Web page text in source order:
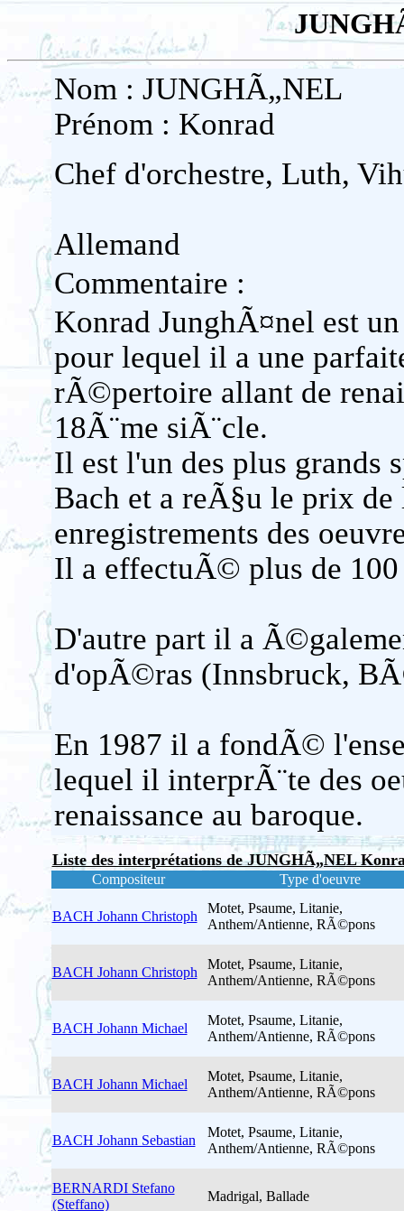
Nom : JUNGHÃ„NEL
Prénom : Konrad
Chef d'orchestre, Luth,
Allemand
Commentaire :
Konrad JunghÃ¤nel est
pour lequel il a une
rÃ©pertoire allant de
18Ã¨me siÃ¨cle.
Il est l'un des plus grands
Bach et a reÃ§u le prix
enregistrements des
Il a effectuÃ© plus de 100
D'autre part il a
d'opÃ©ras (Innsbruck,
En 1987 il a fondÃ©
lequel il interprÃ¨te des
renaissance au baroque.
Liste des interprétations de JUNGHÃ„NEL
Compositeur Type d'oeuvre
BACH Johann Christoph
Motet, Psaume, Litanie,
Anthem/Antienne, RÃ©pons
BACH Johann Christoph
Motet, Psaume, Litanie,
Anthem/Antienne, RÃ©pons
BACH Johann Michael
Motet, Psaume, Litanie,
Anthem/Antienne, RÃ©pons
BACH Johann Michael
Motet, Psaume, Litanie,
Anthem/Antienne, RÃ©pons
BACH Johann Sebastian
Motet, Psaume, Litanie,
Anthem/Antienne, RÃ©pons
BERNARDI Stefano
(Steffano)
Madrigal, Ballade